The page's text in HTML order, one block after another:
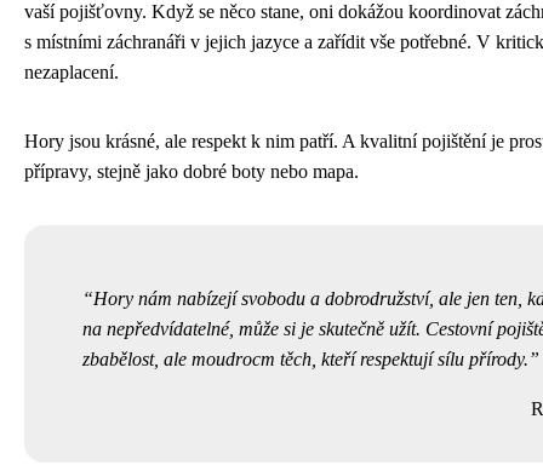
vaší pojišťovny. Když se něco stane, oni dokážou koordinovat
s místními záchranáři v jejich jazyce a zařídit vše potřebné. V
nezaplacení.
Hory jsou krásné, ale respekt k nim patří. A kvalitní pojištění je
přípravy, stejně jako dobré boty nebo mapa.
Hory nám nabízejí svobodu a dobrodružství, ale jen ten,
na nepředvídatelné, může si je skutečně užít. Cestovní
zbabělost, ale moudrост těch, kteří respektují sílu přírody.